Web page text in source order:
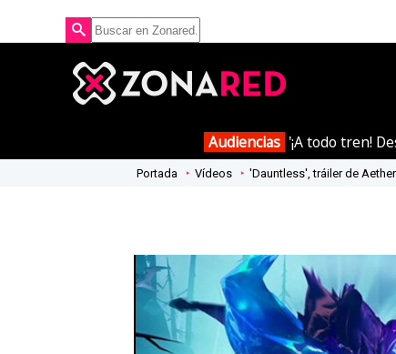
Audiencias '¡A todo tren!
Portada Vídeos 'Dauntless', tráiler de